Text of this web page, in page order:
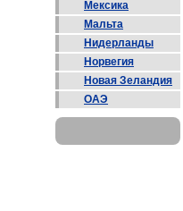
Мексика
Мальта
Нидерланды
Норвегия
Новая Зеландия
ОАЭ